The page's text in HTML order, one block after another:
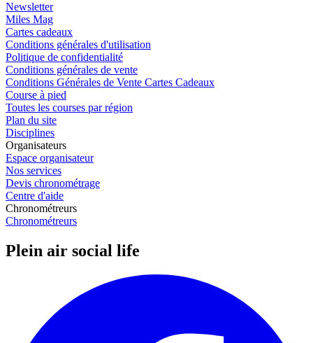
Newsletter
Miles Mag
Cartes cadeaux
Conditions générales d'utilisation
Politique de confidentialité
Conditions générales de vente
Conditions Générales de Vente Cartes Cadeaux
Course à pied
Toutes les courses par région
Plan du site
Disciplines
Organisateurs
Espace organisateur
Nos services
Devis chronométrage
Centre d'aide
Chronométreurs
Chronométreurs
Plein air social life